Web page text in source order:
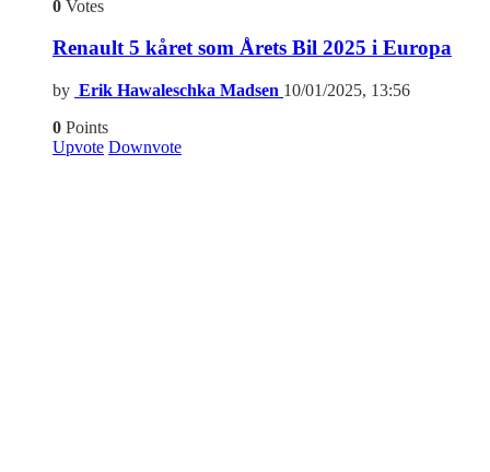
0 Votes
Renault 5 kåret som Årets Bil 2025 i Europa
by Erik Hawaleschka Madsen 10/01/2025, 13:56
0 Points
Upvote Downvote